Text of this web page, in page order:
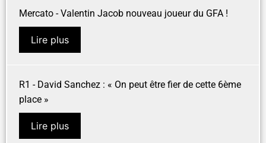
Mercato - Valentin Jacob nouveau joueur du GFA !
Lire plus
R1 - David Sanchez : « On peut être fier de cette 6ème
place »
Lire plus